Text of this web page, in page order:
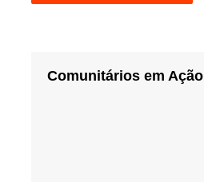
Comunitários em Ação